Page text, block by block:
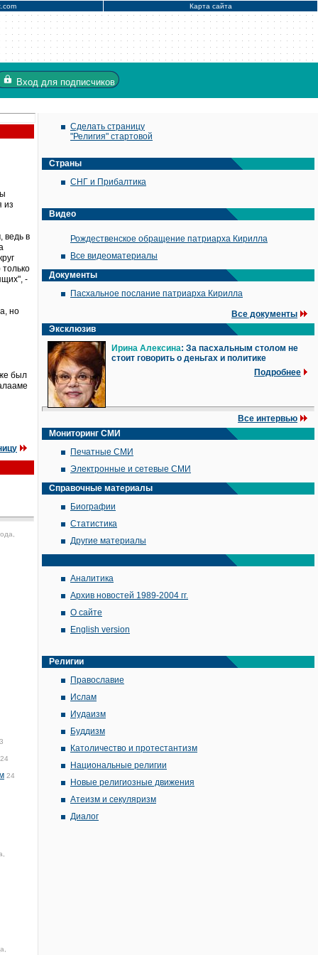
Карта сайта
Вход для подписчиков
из
ведь в
-
но
был
24
Сделать страницу
"Религия" стартовой
Страны
СНГ и Прибалтика
Видео
Рождественское обращение патриарха Кирилла
Все видеоматериалы
Документы
Пасхальное послание патриарха Кирилла
Все документы
Эксклюзив
Ирина Алексина: За пасхальным столом не
стоит говорить о деньгах и политике
Подробнее
Все интервью
Мониторинг СМИ
Печатные СМИ
Электронные и сетевые СМИ
Справочные материалы
Биографии
Статистика
Другие материалы
Аналитика
Архив новостей 1989-2004 гг.
О сайте
English version
Религии
Православие
Ислам
Иудаизм
Буддизм
Католичество и протестантизм
Национальные религии
Новые религиозные движения
Атеизм и секуляризм
Диалог